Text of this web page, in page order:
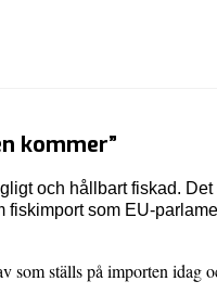
kommer”
och hållbart fiskad.
som EU-
ställs på importen idag